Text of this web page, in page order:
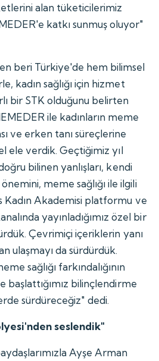
alan tüketicilerimiz
katkı sunmuş oluyor"
beri Türkiye'de hem bilimsel
kadın sağlığı için hizmet
bir STK olduğunu belirten
ile kadınların meme
ve erken tanı süreçlerine
ele verdik. Geçtiğimiz yıl
bilinen yanlışları, kendi
meme sağlığı ile ilgili
Kadın Akademisi platformu ve
yayınladığımız özel bir
Çevrimiçi içeriklerin yanı
ulaşmayı da sürdürdük.
sağlığı farkındalığının
başlattığımız bilinçlendirme
sürdüreceğiz" dedi.
seslendik"
Ayşe Arman